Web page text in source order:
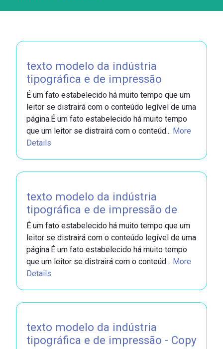
texto modelo da indústria
tipográfica e de impressão
É um fato estabelecido há muito tempo que um
leitor se distrairá com o conteúdo legível de uma
página.É um fato estabelecido há muito tempo
que um leitor se distrairá com o conteúd... More
Details
texto modelo da indústria
tipográfica e de impressão de
É um fato estabelecido há muito tempo que um
leitor se distrairá com o conteúdo legível de uma
página.É um fato estabelecido há muito tempo
que um leitor se distrairá com o conteúd... More
Details
texto modelo da indústria
tipográfica e de impressão - Copy